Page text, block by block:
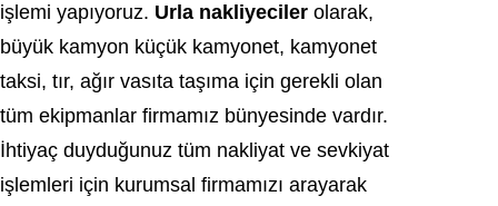
işlemi yapıyoruz. Urla nakliyeciler olarak,
büyük kamyon küçük kamyonet, kamyonet
taksi, tır, ağır vasıta taşıma için gerekli olan
tüm ekipmanlar firmamız bünyesinde vardır.
İhtiyaç duyduğunuz tüm nakliyat ve sevkiyat
işlemleri için kurumsal firmamızı arayarak